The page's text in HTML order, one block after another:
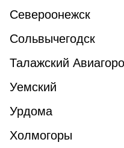
Североонежск
Сольвычегодск
Талажский
Уемский
Урдома
Холмогоры